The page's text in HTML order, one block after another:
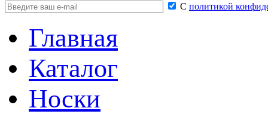
С политикой
Главная
Каталог
Носки